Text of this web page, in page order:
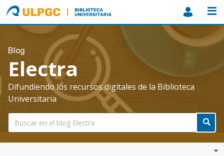
ULPGC
Biblioteca
ULPGC
Blog
Electra
Difundiendo los recursos digitales de la Biblioteca
Universitaria